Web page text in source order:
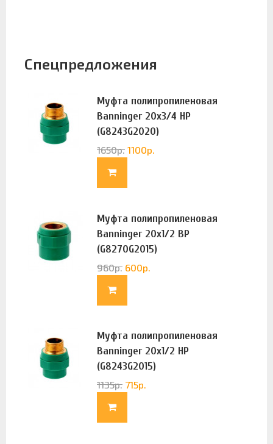
Спецпредложения
Муфта полипропиленовая
Banninger 20х3/4 НР
(G8243G2020)
1650р. 1100р.
Муфта полипропиленовая
Banninger 20х1/2 ВР
(G8270G2015)
960р. 600р.
Муфта полипропиленовая
Banninger 20х1/2 НР
(G8243G2015)
1135р. 715р.